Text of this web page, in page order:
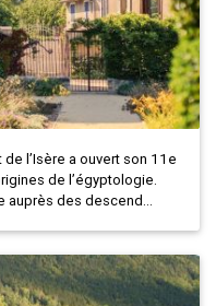
l’Isère a ouvert son 11e
de l’égyptologie.
auprès des descend...